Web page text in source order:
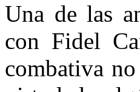
Una de las
con Fidel
combativa